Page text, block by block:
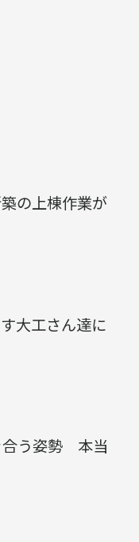
の上棟作業が
大工さん達に
合う姿勢 本当